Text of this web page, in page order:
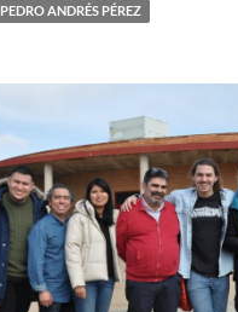
PEDRO ANDRÉS PÉREZ